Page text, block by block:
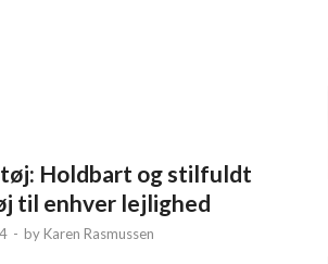
Holdbart og stilfuldt
til enhver lejlighed
- by Karen Rasmussen